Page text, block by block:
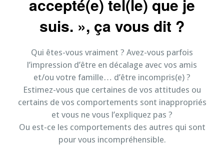
accepté(e) tel(le) que je
suis. », ça vous dit ?
Qui êtes-vous vraiment ? Avez-vous parfois
l’impression d’être en décalage avec vos amis
et/ou votre famille… d’être incompris(e) ?
Estimez-vous que certaines de vos attitudes ou
certains de vos comportements sont inappropriés
et vous ne vous l’expliquez pas ?
Ou est-ce les comportements des autres qui sont
pour vous incompréhensible.